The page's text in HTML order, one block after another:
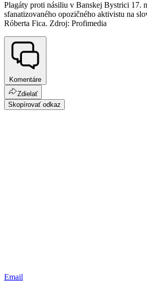
Plagáty proti násiliu v Banskej Bystrici 17.
sfanatizovaného opozičného aktivistu na
Róberta Fica. Zdroj: Profimedia
Komentáre
Zdielať
Skopírovať odkaz
Email